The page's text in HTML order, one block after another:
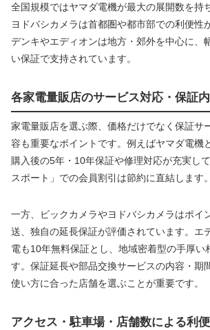
全国規模ではヤマダ電機が最大の展開数を持
ヨドバシカメラは首都圏や都市部での利便性
デンキやエディオンは地方・郊外を中心に、
い保証で支持されています。
各家電量販店のサービス対応・保証
家電量販店を選ぶ際、価格だけでなく保証サ
容も重要なポイントです。例えばヤマダ電機
購入後の5年・10年保証や修理対応が充実し
スポート」での会員割引は節約に直結します。
一方、ビックカメラやヨドバシカメラはポイ
送、独自の延長保証が評価されています。エ
電も10年無料保証とし、地域密着型の手厚い
す。保証延長や部品交換サービスの内容・期
使い方に合った店舗を選ぶことが重要です。
アクセス・駐車場・店舗数による利